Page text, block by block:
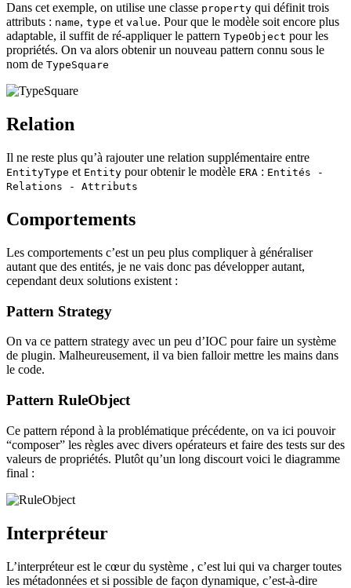
Dans cet exemple, on utilise une classe property qui définit trois
attributs : name, type et value. Pour que le modèle soit encore plus
adaptable, il suffit de ré-appliquer le pattern TypeObject pour les
propriétés. On va alors obtenir un nouveau pattern connu sous le
nom de TypeSquare
Relation
Il ne reste plus qu’à rajouter une relation supplémentaire entre
EntityType et Entity pour obtenir le modèle ERA : Entités -
Relations - Attributs
Comportements
Les comportements c’est un peu plus compliquer à généraliser
autant que des entités, je ne vais donc pas développer autant,
cependant deux solutions existent :
Pattern Strategy
On va ce pattern strategy avec un peu d’IOC pour faire un système
de plugin. Malheureusement, il va bien falloir mettre les mains dans
le code.
Pattern RuleObject
Ce pattern répond à la problématique précédente, on va ici pouvoir
“composer” les règles avec divers opérateurs et faire des tests sur des
valeurs de propriétés. Plutôt qu’un long discourt voici le diagramme
final :
Interpréteur
L’interpréteur est le cœur du système , c’est lui qui va charger toutes
les métadonnées et si possible de façon dynamique, c’est-à-dire